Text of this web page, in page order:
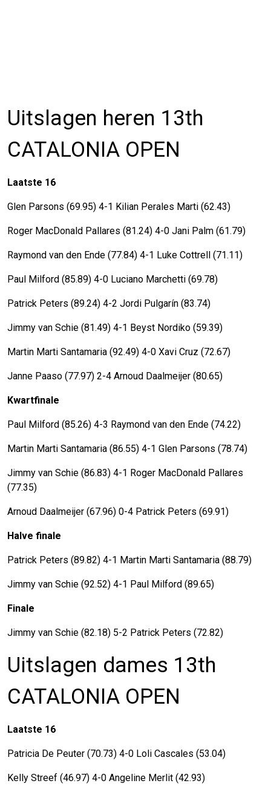
Uitslagen heren 13th
CATALONIA OPEN
Laatste 16
Glen Parsons (69.95) 4-1 Kilian Perales Marti (62.43)
Roger MacDonald Pallares (81.24) 4-0 Jani Palm (61.79)
Raymond van den Ende (77.84) 4-1 Luke Cottrell (71.11)
Paul Milford (85.89) 4-0 Luciano Marchetti (69.78)
Patrick Peters (89.24) 4-2 Jordi Pulgarín (83.74)
Jimmy van Schie (81.49) 4-1 Beyst Nordiko (59.39)
Martin Marti Santamaria (92.49) 4-0 Xavi Cruz (72.67)
Janne Paaso (77.97) 2-4 Arnoud Daalmeijer (80.65)
Kwartfinale
Paul Milford (85.26) 4-3 Raymond van den Ende (74.22)
Martin Marti Santamaria (86.55) 4-1 Glen Parsons (78.74)
Jimmy van Schie (86.83) 4-1 Roger MacDonald Pallares
(77.35)
Arnoud Daalmeijer (67.96) 0-4 Patrick Peters (69.91)
Halve finale
Patrick Peters (89.82) 4-1 Martin Marti Santamaria (88.79)
Jimmy van Schie (92.52) 4-1 Paul Milford (89.65)
Finale
Jimmy van Schie (82.18) 5-2 Patrick Peters (72.82)
Uitslagen dames 13th
CATALONIA OPEN
Laatste 16
Patricia De Peuter (70.73) 4-0 Loli Cascales (53.04)
Kelly Streef (46.97) 4-0 Angeline Merlit (42.93)